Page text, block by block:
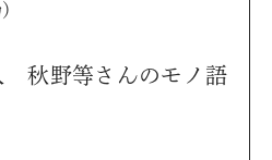
秋野等さんのモノ語